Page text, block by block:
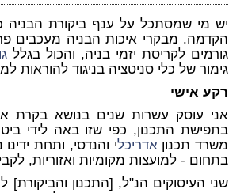
יש מי שמסתכל על ענף ביקורת הבניה
הקדמה. מבקרי איכות הבניה מעכבים
גורמים לקריסת יזמי בניה, והכול בגלל
גימור של כלי סניטציה בניגוד
רקע אישי
אני עוסק עשרות שנים בנושא בקרת
בתפישת התכנון, כפי שזו באה לידי
משרד תכנוןאדריכלי והנדסי, ותחת
בתחום - למועצות מקומיות ואזוריות,
שני העיסוקים הנ"ל, [התכנון